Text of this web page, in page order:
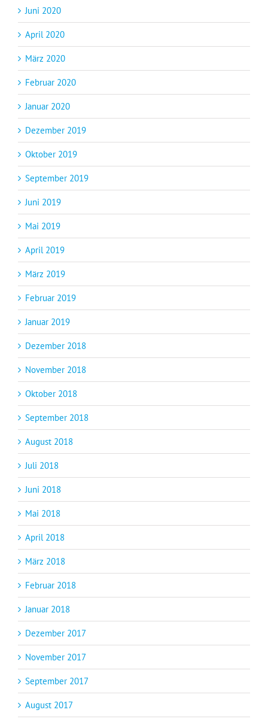
Juni 2020
April 2020
März 2020
Februar 2020
Januar 2020
Dezember 2019
Oktober 2019
September 2019
Juni 2019
Mai 2019
April 2019
März 2019
Februar 2019
Januar 2019
Dezember 2018
November 2018
Oktober 2018
September 2018
August 2018
Juli 2018
Juni 2018
Mai 2018
April 2018
März 2018
Februar 2018
Januar 2018
Dezember 2017
November 2017
September 2017
August 2017